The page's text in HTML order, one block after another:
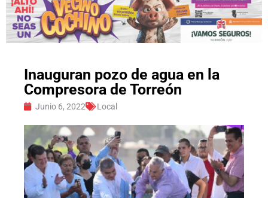
Inauguran pozo de agua en la
Compresora de Torreón
Junio 6, 2022 Local